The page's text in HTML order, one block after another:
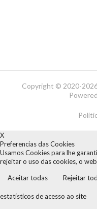
Copyright © 2020-
X
Preferencias das Cookies
Usamos Cookies para lhe
rejeitar o uso das cookies, o
Aceitar todas
Rejeitar
estatísticos de acesso ao site